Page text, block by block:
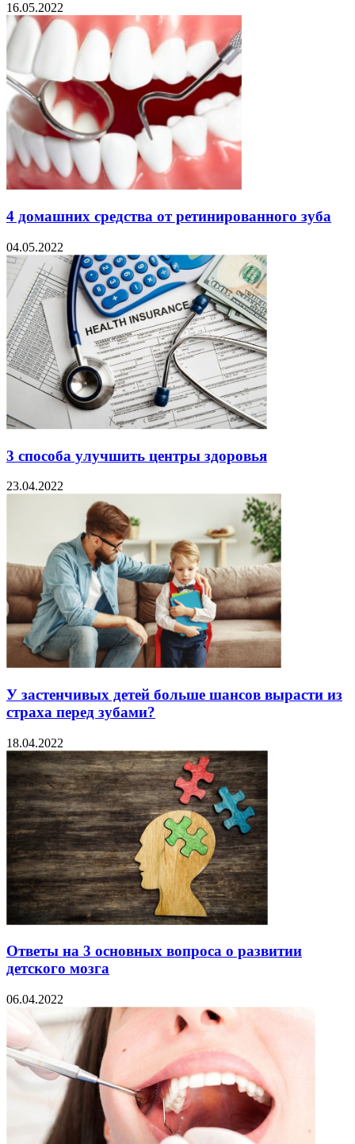
16.05.2022
4 домашних средства от ретинированного зуба
04.05.2022
3 способа улучшить центры здоровья
23.04.2022
У застенчивых детей больше шансов вырасти из
страха перед зубами?
18.04.2022
Ответы на 3 основных вопроса о развитии
детского мозга
06.04.2022